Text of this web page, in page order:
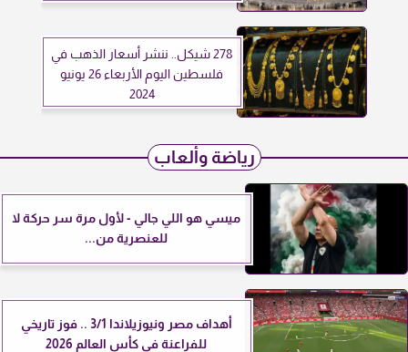
278 شيكل.. ننشر أسعار الذهب في
فلسطين اليوم الأربعاء 26 يونيو
2024
رياضة وألعاب
ميسي هو اللي جالي - لأول مرة سر حركة لا
للعنصرية من...
أهداف مصر ونيوزيلاندا 3/1 .. فوز تاريخي
للفراعنة في كأس العالم 2026